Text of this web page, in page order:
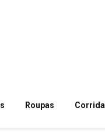
Roupas Corrida